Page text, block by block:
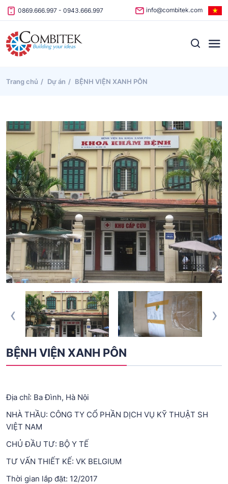
Skip to content
0869.666.997 - 0943.666.997 info@combitek.com
Trang chủ Dự án BỆNH VIỆN XANH PÔN
‹ ›
BỆNH VIỆN XANH PÔN
Địa chỉ: Ba Đình, Hà Nội
NHÀ THẦU: CÔNG TY CỔ PHẦN DỊCH VỤ KỸ THUẬT SH
VIỆT NAM
CHỦ ĐẦU TƯ: BỘ Y TẾ
TƯ VẤN THIẾT KẾ: VK BELGIUM
Thời gian lắp đặt: 12/2017